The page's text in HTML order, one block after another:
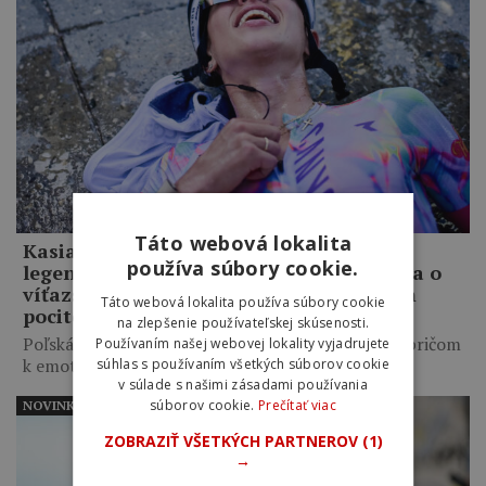
Kasia Niewiadoma po triumfe na
legendárnom Mont Ventoux: Nešlo mi iba o
víťazstvo, túžila som po tom nádhernom
pocite
Poľská cyklistka zaútočila ďaleko pred vrcholom, pričom
k emotívnemu triumfu…
NOVINKY
Táto webová lokalita
používa súbory cookie.
Táto webová lokalita používa súbory cookie
na zlepšenie používateľskej skúsenosti.
Používaním našej webovej lokality vyjadrujete
súhlas s používaním všetkých súborov cookie
v súlade s našimi zásadami používania
súborov cookie. Prečítať viac
ZOBRAZIŤ VŠETKÝCH PARTNEROV (1)
→